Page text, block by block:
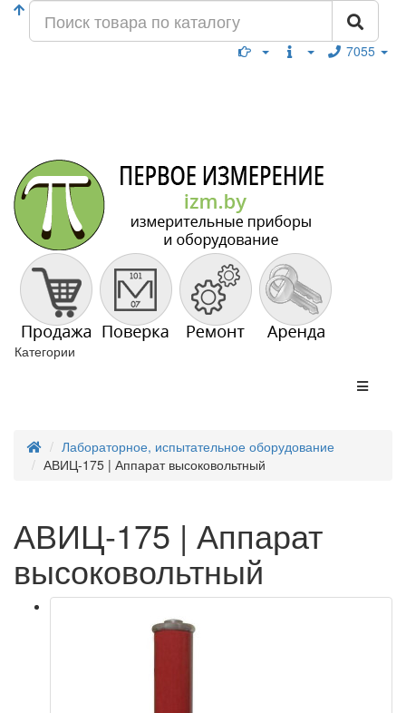
7055
Категории
Лабораторное, испытательное оборудование
АВИЦ-175 | Аппарат высоковольтный
АВИЦ-175 | Аппарат
высоковольтный